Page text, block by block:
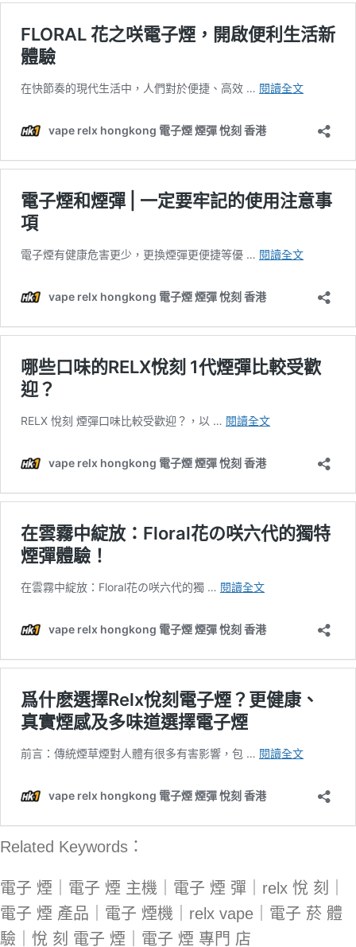
Related Keywords：
電子 煙｜電子 煙 主機｜電子 煙 彈｜relx 悅 刻｜
電子 煙 產品｜電子 煙機｜relx vape｜電子 菸 體
驗｜悅 刻 電子 煙｜電子 煙 專門 店